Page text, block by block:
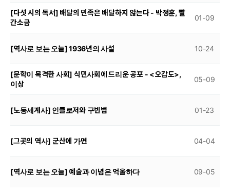
[다섯 시의 독서] 배달의 민족은 배달하지 않는다 - 박정훈, 빨
간소금
01-09
[역사로 보는 오늘] 1936년의 사설 10-24
[문학이 목격한 사회] 식민사회에 드리운 공포 - <오감도>,
이상
05-09
[노동세계사] 인클로저와 구빈법 01-23
[그곳의 역사] 군산에 가면 04-04
[역사로 보는 오늘] 예술과 이념은 억울하다 09-05